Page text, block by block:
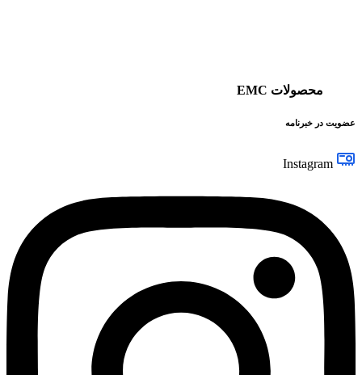
محصولات EMC
عضویت در خبرنامه
Instagram